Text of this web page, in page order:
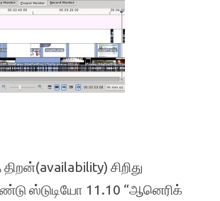
சிறிது
ஸ்டுடியோ 11.10 “ஆனெரிக்